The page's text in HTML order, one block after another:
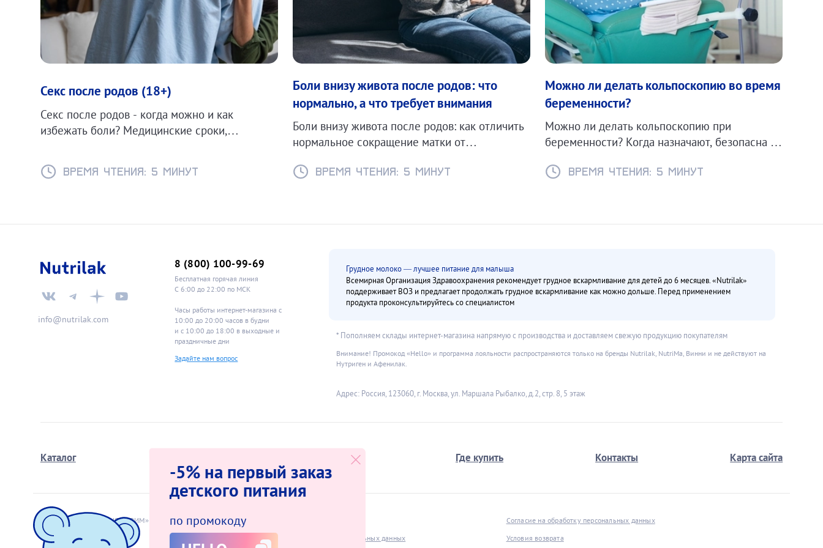
Секс после родов (18+)
Секс после родов - когда можно и как
избежать боли? Медицинские сроки,
комфортного возвращения к интимной жизни.
Время чтения: 5 минут
Боли внизу живота после родов: что
нормально, а что требует внимания
Боли внизу живота после родов: как отличить
нормальное сокращение матки от
Время чтения: 5 минут
Можно ли делать кольпоскопию во время
беременности?
Можно ли делать кольпоскопию при
беременности? Когда назначают, безопасна ли
Время чтения: 5 минут
info@nutrilak.com
8 (800) 100-99-69
Бесплатная горячая линия
С 6:00 до 22:00 по МСК
Часы работы интернет-магазина с
10:00 до 20:00 часов в будни
и с 10:00 до 18:00 в выходные и
праздничные дни
Задайте нам вопрос
Грудное молоко — лучшее питание для малыша
Всемирная Организация Здравоохранения рекомендует грудное вскармливание для детей до 6 месяцев. «Nutrilak»
поддерживает ВОЗ и предлагает продолжать грудное вскармливание как можно дольше. Перед применением
продукта проконсультируйтесь со специалистом
* Пополняем склады интернет-магазина напрямую с производства и доставляем свежую продукцию покупателям
Внимание! Промокод «Hello» и программа лояльности распространяются только на бренды Nutrilak, NutriMa, Винни и не действуют на
Нутриген и Афенилак.
Адрес: Россия, 123060, г. Москва, ул. Маршала Рыбалко, д.2, стр. 8, 5 этаж
Каталог О компании Где купить Контакты Карта сайта
© 2009−2026 АО «ИНФАПРИМ»
Оферта интернет-магазина
Политика защиты и обработки персональных данных
Согласие на обработку персональных данных
Условия возврата
-5% на первый заказ
детского питания
по промокоду